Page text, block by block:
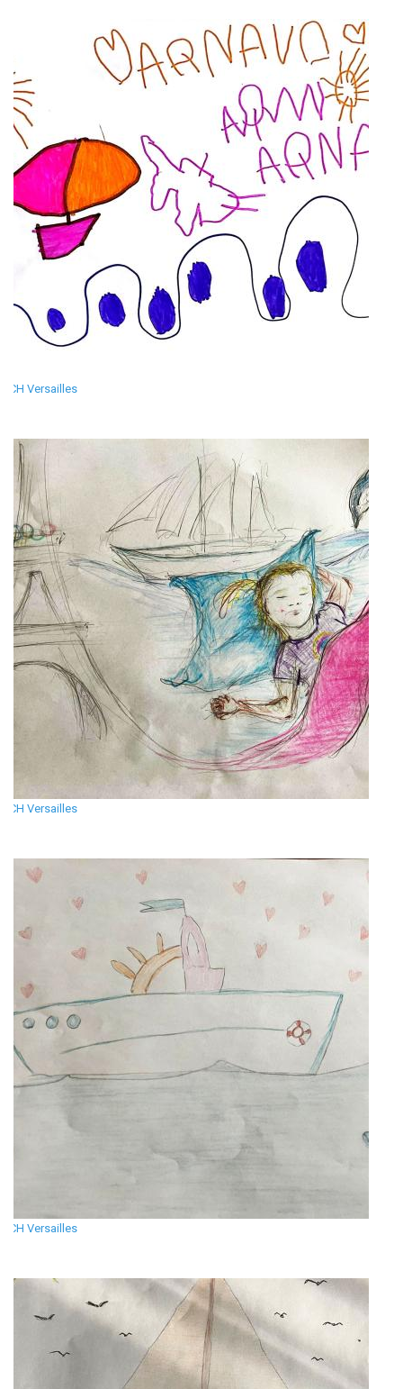
CH Versailles
CH Versailles
CH Versailles